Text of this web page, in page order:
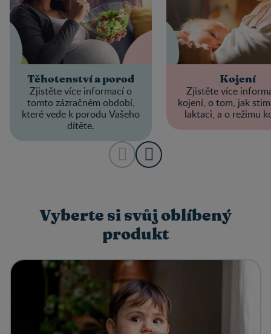
Těhotenství a porod
Zjistěte více informací o
tomto zázračném období,
které vede k porodu Vašeho
dítěte.
Kojení
Zjistěte více
kojení, o tom, jak
laktaci, a o režimu
Vyberte si svůj oblíbený
produkt​